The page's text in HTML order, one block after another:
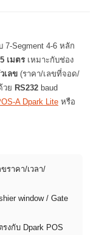
7-Segment 4-6 หลัก
เมตรเหมาะกับช่อง
เลข (ราคา/เลขที่จอด/
วย RS232 baud
A Dpark Lite หรือ
ราคา/เวลา/
window / Gate
กับ Dpark POS